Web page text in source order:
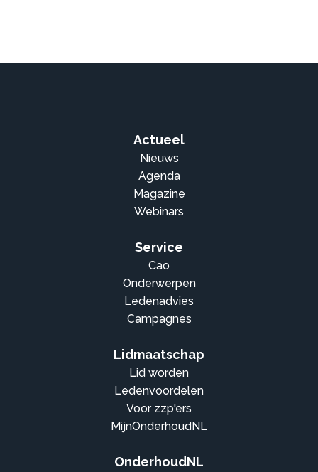
Actueel
Nieuws
Agenda
Magazine
Webinars
Service
Cao
Onderwerpen
Ledenadvies
Campagnes
Lidmaatschap
Lid worden
Ledenvoordelen
Voor zzp'ers
MijnOnderhoudNL
OnderhoudNL